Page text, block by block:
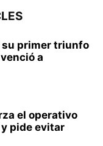
su primer triunfo
a
el operativo
pide evitar